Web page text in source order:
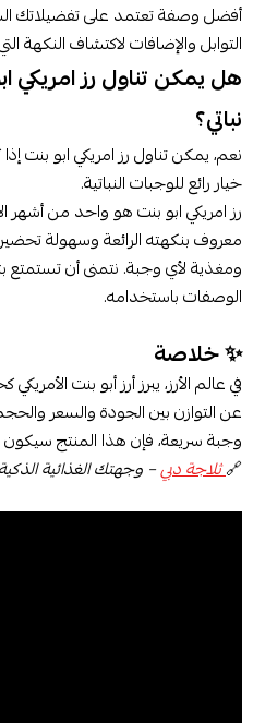
أفضل وصفة تعتمد على تفضيلاتك
التوابل والإضافات لاكتشاف النكهة
هل يمكن تناول رز امريكي
نباتي؟
نعم، يمكن تناول رز امريكي ابو بنت إذا
خيار رائع للوجبات النباتية.
رز امريكي ابو بنت هو واحد من أشهر
معروف بنكهته الرائعة وسهولة
ومغذية لأي وجبة. نتمنى أن تستمتع
الوصفات باستخدامه.
✨ خلاصة
في عالم الأرز، يبرز أرز أبو بنت
عن التوازن بين الجودة والسعر
وجبة سريعة، فإن هذا المنتج سيكون
🔗ثلاجة دبي– وجهتك الغذائية